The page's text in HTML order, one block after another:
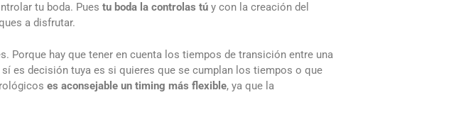
tu boda. Pues tu boda la controlas tú y con la creación del
a disfrutar.
Porque hay que tener en cuenta los tiempos de transición entre una
es decisión tuya es si quieres que se cumplan los tiempos o que
es aconsejable un timing más flexible, ya que la